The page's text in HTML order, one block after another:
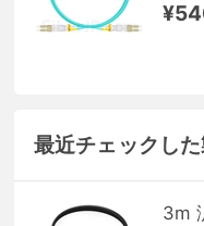
最近チェックし
3m